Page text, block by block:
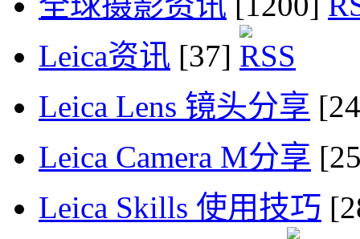
Leica资讯 [37]
Leica Lens 镜头分享
Leica Camera M分享
Leica Skills 使用技巧